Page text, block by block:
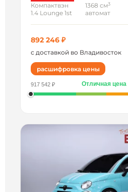
Компактвэн
1.4 Lounge 1st
1368 см3
автомат
892 246 ₽
с доставкой во Владивосток
расшифровка цены
917 542 ₽ Отличная цена